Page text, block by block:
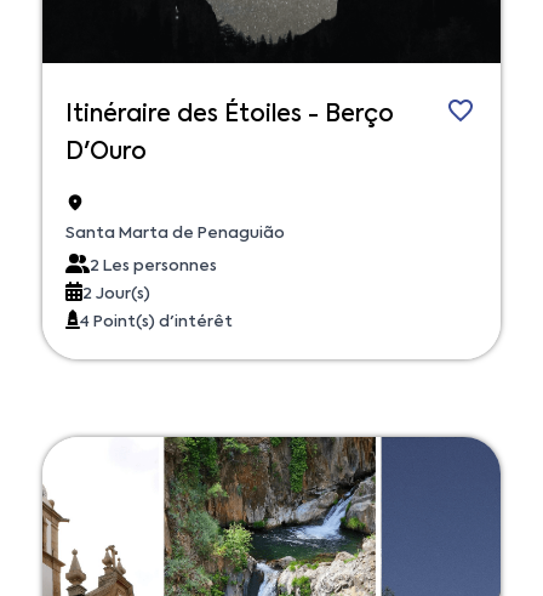
Itinéraire des Étoiles - Berço
D'Ouro
Santa Marta de Penaguião
2 Les personnes
2 Jour(s)
4 Point(s) d'intérêt